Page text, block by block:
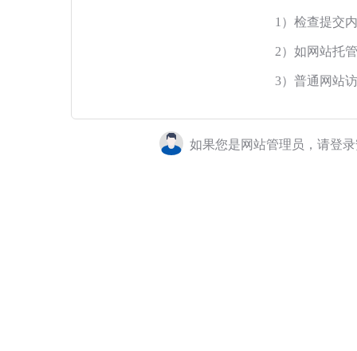
1）检查提交
2）如网站托
3）普通网站
如果您是网站管理员，请登